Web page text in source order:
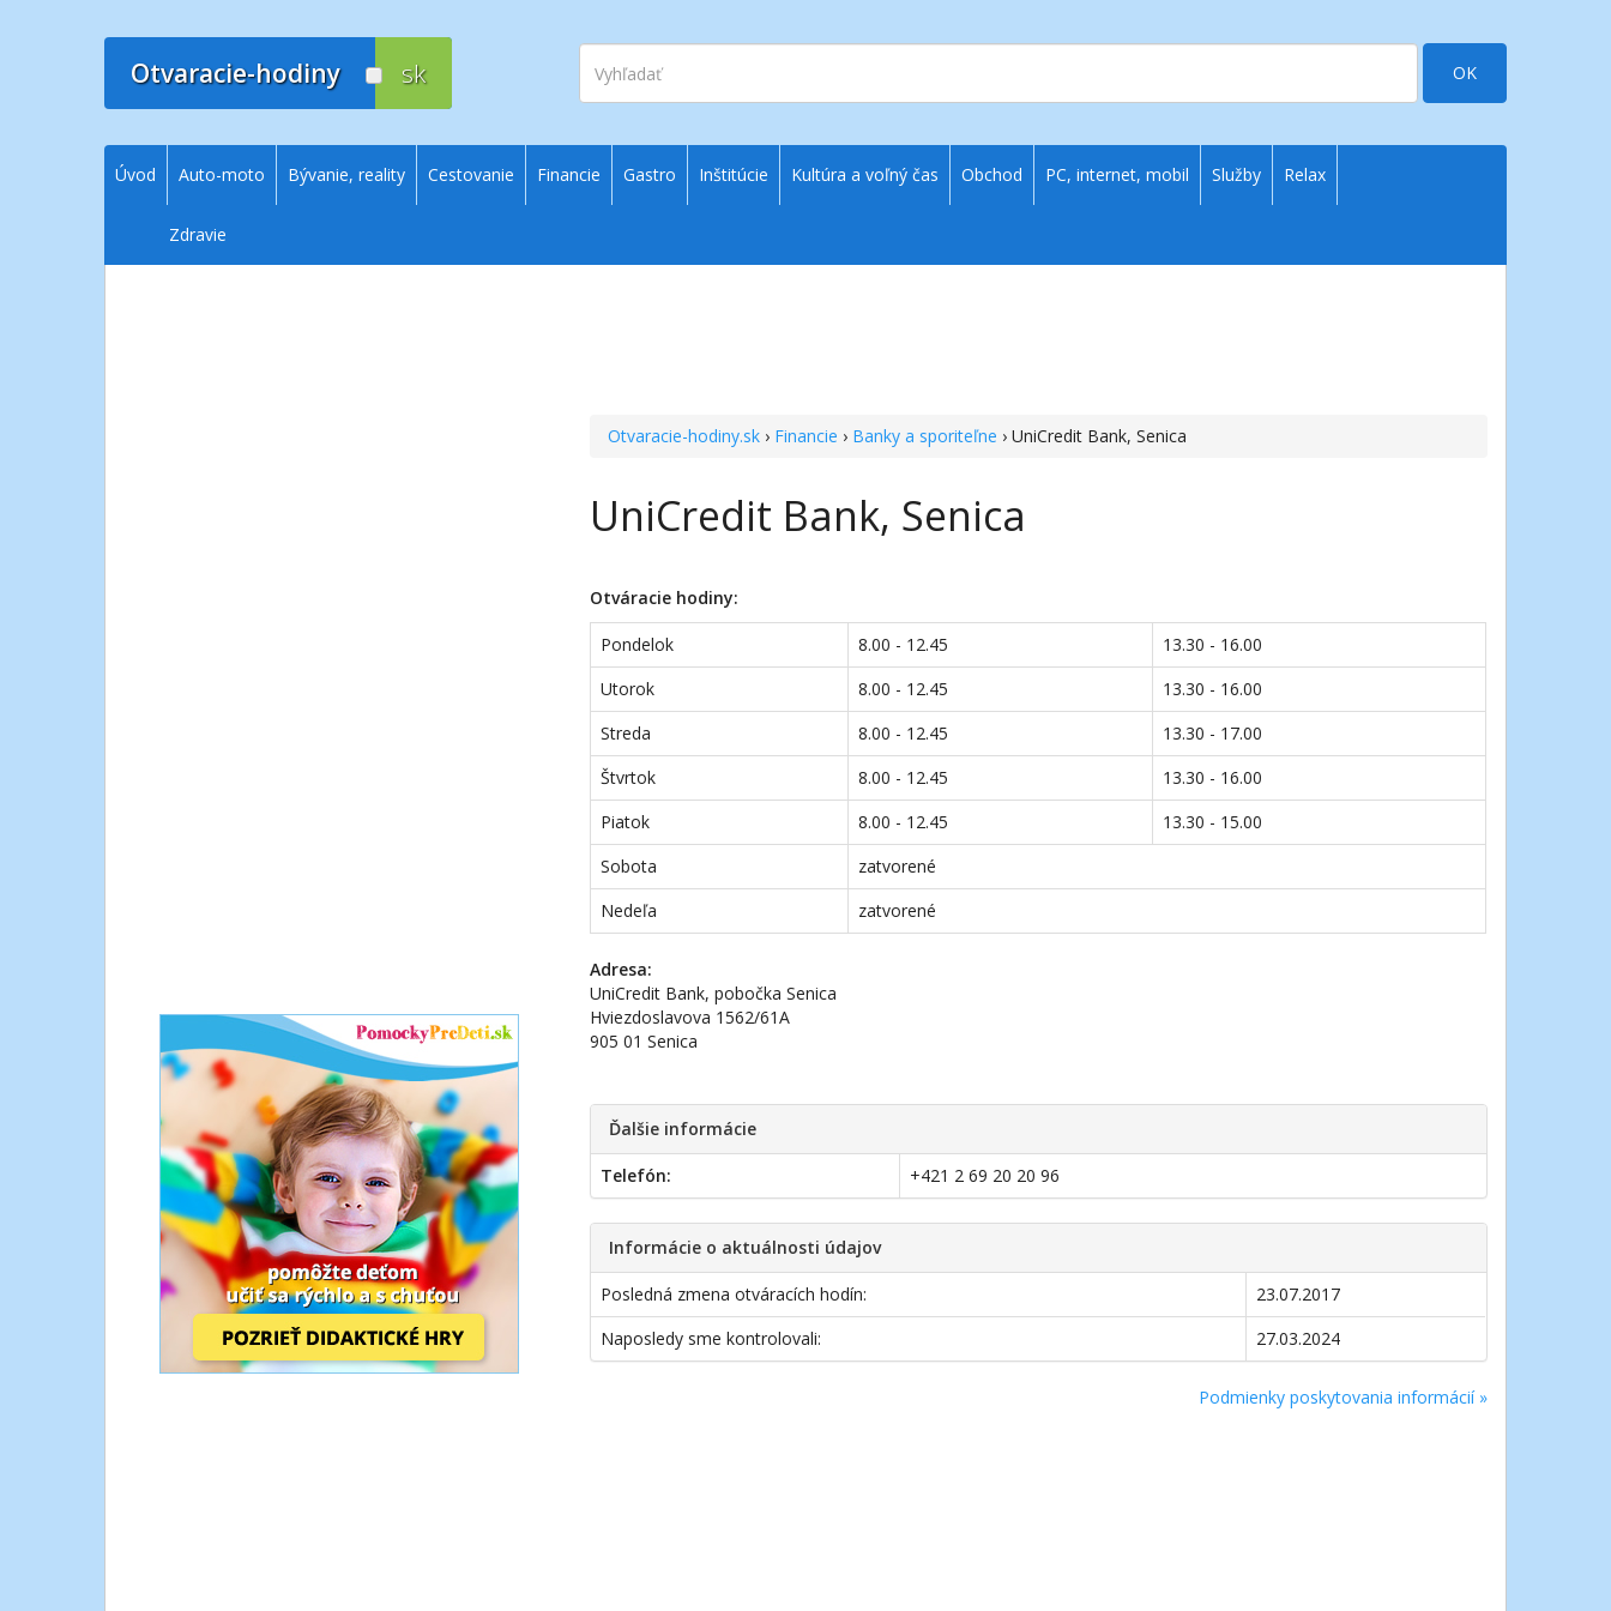
Otvaracie-hodiny sk
Vyhľadať
OK
Otvaracie-hodiny.sk › Financie › Banky a sporiteľne › UniCredit Bank, Senica
UniCredit Bank, Senica
Otváracie hodiny:
Pondelok 8.00 - 12.45
13.30 - 16.00
Utorok
8.00 - 12.45
13.30 - 16.00
Streda
8.00 - 12.45
13.30 - 17.00
Štvrtok
8.00 - 12.45
13.30 - 16.00
Piatok
8.00 - 12.45
13.30 - 15.00
Sobota
zatvorené
Nedeľa
zatvorené
Adresa:
UniCredit Bank, pobočka Senica
Hviezdoslavova 1562/61A
905 01 Senica
Ďalšie informácie
Telefón: +421 2 69 20 20 96
Informácie o aktuálnosti údajov
Posledná zmena otváracích hodín:
23.07.2017
Naposledy sme kontrolovali:
27.03.2024
Podmienky poskytovania informácií »
Úvod Auto-moto Bývanie, reality Cestovanie Financie Gastro Inštitúcie Kultúra a voľný čas Obchod PC, internet, mobil Služby Relax
Zdravie